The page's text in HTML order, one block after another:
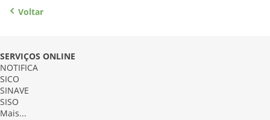
Voltar
SERVIÇOS ONLINE
NOTIFICA
SICO
SINAVE
SISO
Mais...